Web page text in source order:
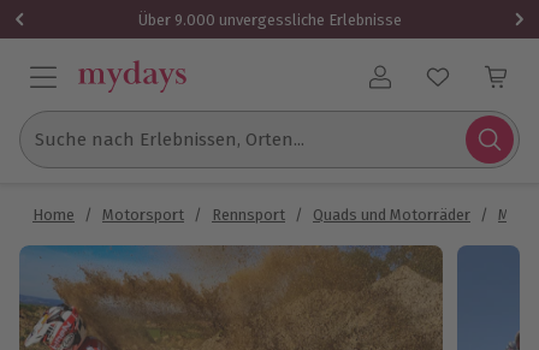
Über 9.000 unvergessliche Erlebnisse
Benutzerkonto
Suche nach Erlebnissen, Orten...
Home / Motorsport / Rennsport / Quads und Motorräder /